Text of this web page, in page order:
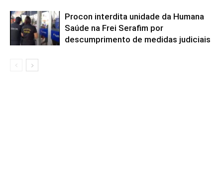
Procon interdita unidade da Humana
Saúde na Frei Serafim por
descumprimento de medidas judiciais